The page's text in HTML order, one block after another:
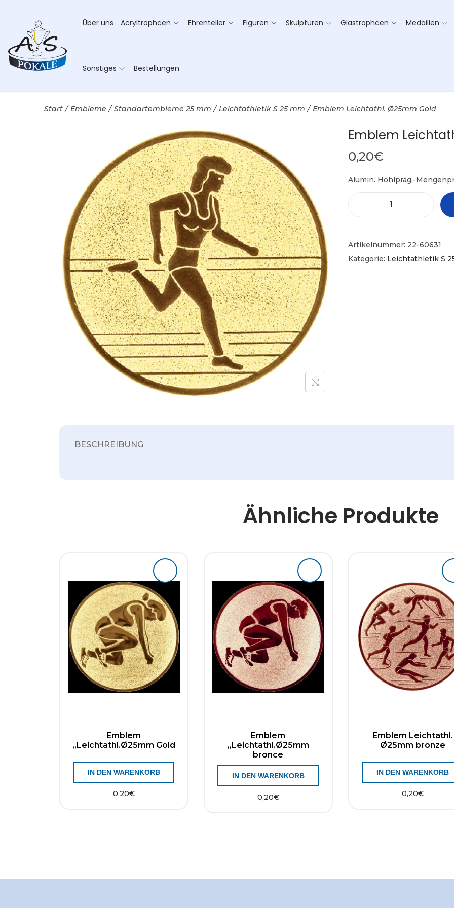
Über uns Acryltrophäen Ehrenteller Figuren Skulpturen Glastrophäen Medaillen
Sonstiges Bestellungen
Start / Embleme / Standartembleme 25 mm / Leichtathletik S 25 mm / Emblem Leichtathl. Ø25mm Gold
Emblem
0,20€
Alumin. Hohlpräg.-
Artikelnummer: 22-60631
Kategorie: Leichtathletik S
BESCHREIBUNG
Ähnliche Produkte
Emblem
„Leichtathl.Ø25mm Gold
0,20€
IN DEN WARENKORB
Emblem
„Leichtathl.Ø25mm
bronce
0,20€
IN DEN WARENKORB
Emblem Leichtathl.
Ø25mm bronze
0,20€
IN DEN WARENKORB